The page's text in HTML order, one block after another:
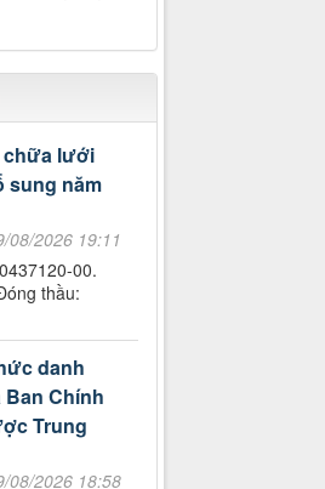
chữa lưới
sung năm
08/2026 19:11
00.
thầu:
danh
Ban Chính
Trung
08/2026 18:58